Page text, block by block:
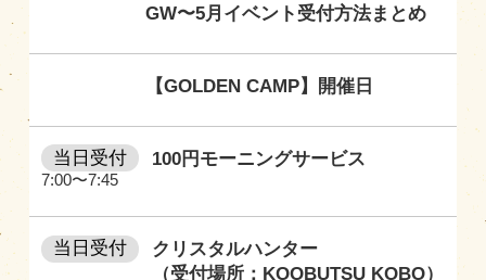
GW〜5月イベント受付方法まとめ
【GOLDEN CAMP】開催日
7:00〜7:45
当日受付 100円モーニングサービス
当日受付
クリスタルハンター
（受付場所：KOOBUTSU KOBO）